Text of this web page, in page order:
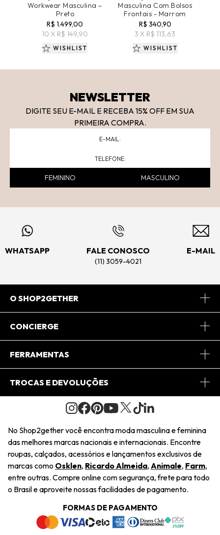
Workwear Masculina –
Preto
R$ 1.499,00
10 X R$ 149,90
WISHLIST
Masculina Com Bolsos
Frontais - Marrom
R$ 340,90
3 X R$ 113,63
WISHLIST
NEWSLETTER
DIGITE SEU E-MAIL E RECEBA 15% OFF EM SUA
PRIMEIRA COMPRA.
FEMININO MASCULINO
WHATSAPP FALE CONOSCO
(11) 3059-4021
E-MAIL
O SHOP2GETHER
Sobre Nós
Journal
Saiu na Mídia
Sustentabilidade
Navegando
Termos e Condições
CONCIERGE
Central de Relacionamento
Regulamento e Promoções
FERRAMENTAS
Minha Conta
Pedido de Presente
Wishlist
TROCAS E DEVOLUÇÕES
Condições Gerais
Troca Fácil
Restituição de Pagamento
Dúvidas Frequentes
Termos e Condições
Política de Privacidade
No Shop2gether você encontra moda masculina e feminina
das melhores marcas nacionais e internacionais. Encontre
roupas, calçados, acessórios e lançamentos exclusivos de
marcas como Osklen, Ricardo Almeida, Animale, Farm,
entre outras. Compre online com segurança, frete para todo
o Brasil e aproveite nossas facilidades de pagamento.
FORMAS DE PAGAMENTO